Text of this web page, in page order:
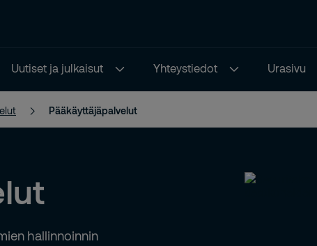
Uutiset ja julkaisut Yhteystiedot Urasivu
Pääkäyttäjäpalvelut
hallinnoinnin